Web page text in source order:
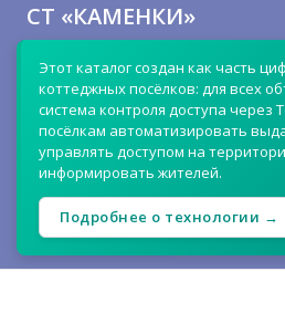
СТ «КАМЕНКИ»
Этот каталог создан как часть
коттеджных посёлков: для всех
система контроля доступа через
посёлкам автоматизировать
управлять доступом на
информировать жителей.
Подробнее о технологии →